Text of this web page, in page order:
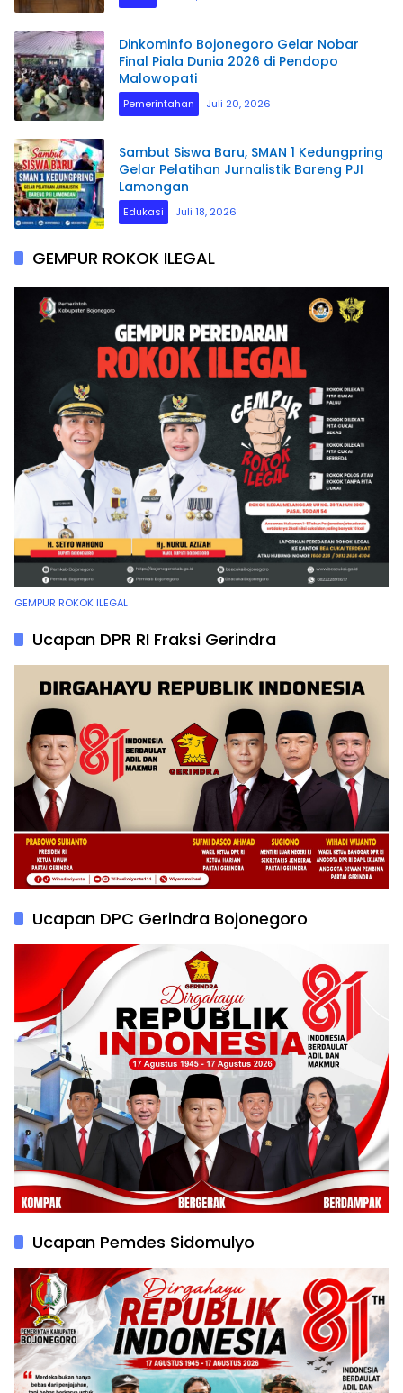
Dinkominfo Bojonegoro Gelar Nobar
Final Piala Dunia 2026 di Pendopo
Malowopati
Pemerintahan Juli 20, 2026
Sambut Siswa Baru, SMAN 1 Kedungpring
Gelar Pelatihan Jurnalistik Bareng PJI
Lamongan
Edukasi Juli 18, 2026
GEMPUR ROKOK ILEGAL
GEMPUR ROKOK ILEGAL
Ucapan DPR RI Fraksi Gerindra
Ucapan DPC Gerindra Bojonegoro
Ucapan Pemdes Sidomulyo